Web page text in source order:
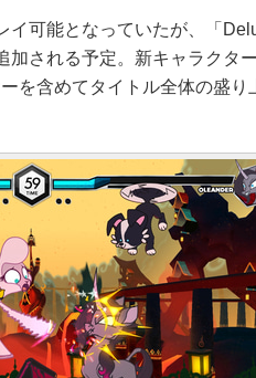
可能となっていたが、「
される予定。新キャラクタ
を含めてタイトル全体の盛り